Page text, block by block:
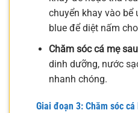
chuyển khay vào bể
blue để diệt nấm
Chăm sóc cá mẹ
dinh dưỡng, nước
nhanh chóng.
Giai đoạn 3: Chăm sóc